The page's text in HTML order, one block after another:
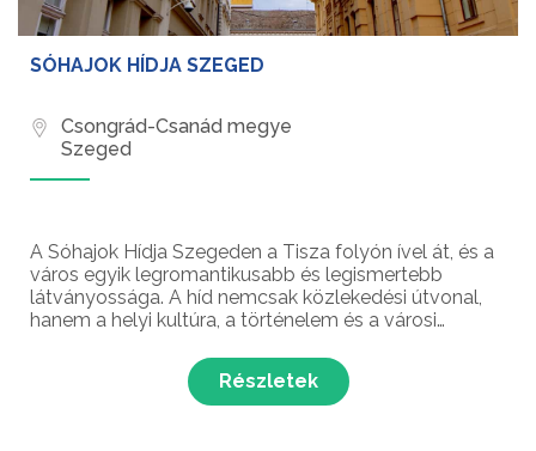
SÓHAJOK HÍDJA SZEGED
Csongrád-Csanád megye
Szeged
A Sóhajok Hídja Szegeden a Tisza folyón ível át, és a
város egyik legromantikusabb és legismertebb
látványossága. A híd nemcsak közlekedési útvonal,
hanem a helyi kultúra, a történelem és a városi
Részletek